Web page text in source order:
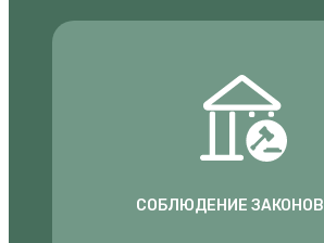
СОБЛЮДЕНИЕ